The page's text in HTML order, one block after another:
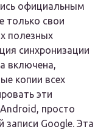
официальным
только свои
полезных
синхронизации
включена,
копии всех
эти
просто
записи Google. Эта